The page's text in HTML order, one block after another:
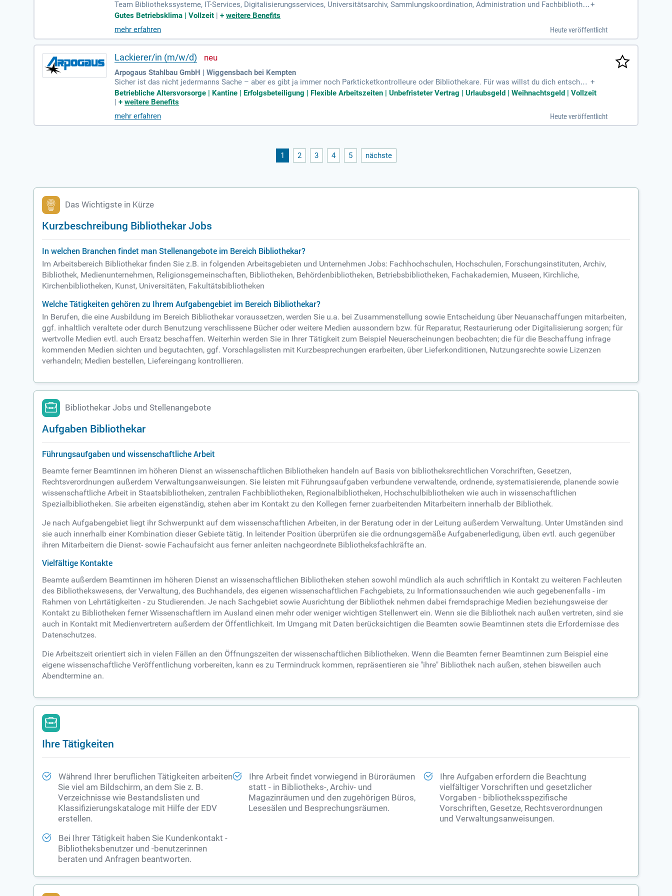
Team Bibliothekssysteme, IT-Services, Digitalisierungsservices, Universitätsarchiv, Sammlungskoordination, Administration und Fachbibliothe
ken) Das gehört zu Ihrer Persönlichkeit: Reifeprüfung Abgeschlossene bibliothekarische Ausbildung oder vergleichbare
+
Gutes Betriebsklima | Vollzeit |+weitere Benefits
mehr erfahren
Heute veröffentlicht
Lackierer/in (m/w/d)
Arpogaus Stahlbau GmbH | Wiggensbach bei Kempten
Sicher ist das nicht jedermanns Sache – aber es gibt ja immer noch Parkticketkontrolleure oder Bibliothekare. Für was willst du dich entscheid
en?
+
Betriebliche Altersvorsorge | Kantine | Erfolgsbeteiligung | Flexible Arbeitszeiten | Unbefristeter Vertrag | Urlaubsgeld | Weihnachtsgeld | Vollzeit
|+weitere Benefits
mehr erfahren
Heute veröffentlicht
1 2 3 4 5 nächste
Das Wichtigste in Kürze
Kurzbeschreibung Bibliothekar Jobs
In welchen Branchen findet man Stellenangebote im Bereich Bibliothekar?
Im Arbeitsbereich Bibliothekar finden Sie z.B. in folgenden Arbeitsgebieten und Unternehmen Jobs: Fachhochschulen, Hochschulen, Forschungsinstituten, Archiv,
Bibliothek, Medienunternehmen, Religionsgemeinschaften, Bibliotheken, Behördenbibliotheken, Betriebsbibliotheken, Fachakademien, Museen, Kirchliche,
Kirchenbibliotheken, Kunst, Universitäten, Fakultätsbibliotheken
Welche Tätigkeiten gehören zu Ihrem Aufgabengebiet im Bereich Bibliothekar?
In Berufen, die eine Ausbildung im Bereich Bibliothekar voraussetzen, werden Sie u.a. bei Zusammenstellung sowie Entscheidung über Neuanschaffungen mitarbeiten,
ggf. inhaltlich veraltete oder durch Benutzung verschlissene Bücher oder weitere Medien aussondern bzw. für Reparatur, Restaurierung oder Digitalisierung sorgen; für
wertvolle Medien evtl. auch Ersatz beschaffen. Weiterhin werden Sie in Ihrer Tätigkeit zum Beispiel Neuerscheinungen beobachten; die für die Beschaffung infrage
kommenden Medien sichten und begutachten, ggf. Vorschlagslisten mit Kurzbesprechungen erarbeiten, über Lieferkonditionen, Nutzungsrechte sowie Lizenzen
verhandeln; Medien bestellen, Liefereingang kontrollieren.
Bibliothekar Jobs und Stellenangebote
Aufgaben Bibliothekar
Führungsaufgaben und wissenschaftliche Arbeit
Beamte ferner Beamtinnen im höheren Dienst an wissenschaftlichen Bibliotheken handeln auf Basis von bibliotheksrechtlichen Vorschriften, Gesetzen,
Rechtsverordnungen außerdem Verwaltungsanweisungen. Sie leisten mit Führungsaufgaben verbundene verwaltende, ordnende, systematisierende, planende sowie
wissenschaftliche Arbeit in Staatsbibliotheken, zentralen Fachbibliotheken, Regionalbibliotheken, Hochschulbibliotheken wie auch in wissenschaftlichen
Spezialbibliotheken. Sie arbeiten eigenständig, stehen aber im Kontakt zu den Kollegen ferner zuarbeitenden Mitarbeitern innerhalb der Bibliothek.
Je nach Aufgabengebiet liegt ihr Schwerpunkt auf dem wissenschaftlichen Arbeiten, in der Beratung oder in der Leitung außerdem Verwaltung. Unter Umständen sind
sie auch innerhalb einer Kombination dieser Gebiete tätig. In leitender Position überprüfen sie die ordnungsgemäße Aufgabenerledigung, üben evtl. auch gegenüber
ihren Mitarbeitern die Dienst- sowie Fachaufsicht aus ferner anleiten nachgeordnete Bibliotheksfachkräfte an.
Vielfältige Kontakte
Beamte außerdem Beamtinnen im höheren Dienst an wissenschaftlichen Bibliotheken stehen sowohl mündlich als auch schriftlich in Kontakt zu weiteren Fachleuten
des Bibliothekswesens, der Verwaltung, des Buchhandels, des eigenen wissenschaftlichen Fachgebiets, zu Informationssuchenden wie auch gegebenenfalls - im
Rahmen von Lehrtätigkeiten - zu Studierenden. Je nach Sachgebiet sowie Ausrichtung der Bibliothek nehmen dabei fremdsprachige Medien beziehungsweise der
Kontakt zu Bibliotheken ferner Wissenschaftlern im Ausland einen mehr oder weniger wichtigen Stellenwert ein. Wenn sie die Bibliothek nach außen vertreten, sind sie
auch in Kontakt mit Medienvertretern außerdem der Öffentlichkeit. Im Umgang mit Daten berücksichtigen die Beamten sowie Beamtinnen stets die Erfordernisse des
Datenschutzes.
Die Arbeitszeit orientiert sich in vielen Fällen an den Öffnungszeiten der wissenschaftlichen Bibliotheken. Wenn die Beamten ferner Beamtinnen zum Beispiel eine
eigene wissenschaftliche Veröffentlichung vorbereiten, kann es zu Termindruck kommen, repräsentieren sie "ihre" Bibliothek nach außen, stehen bisweilen auch
Abendtermine an.
Ihre Tätigkeiten
Während Ihrer beruflichen Tätigkeiten arbeiten
Sie viel am Bildschirm, an dem Sie z. B.
Verzeichnisse wie Bestandslisten und
Klassifizierungskataloge mit Hilfe der EDV
erstellen.
Ihre Arbeit findet vorwiegend in Büroräumen
statt - in Bibliotheks-, Archiv- und
Magazinräumen und den zugehörigen Büros,
Lesesälen und Besprechungsräumen.
Ihre Aufgaben erfordern die Beachtung
vielfältiger Vorschriften und gesetzlicher
Vorgaben - bibliotheksspezifische
Vorschriften, Gesetze, Rechtsverordnungen
und Verwaltungsanweisungen.
Bei Ihrer Tätigkeit haben Sie Kundenkontakt -
Bibliotheksbenutzer und -benutzerinnen
beraten und Anfragen beantworten.